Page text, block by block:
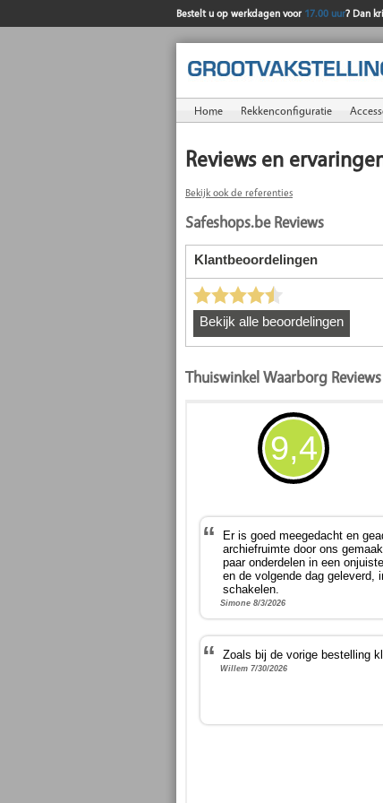
Bestelt u op werkdagen voor 17.00 uur? Dan
Home Rekkenconfiguratie
Reviews en
Bekijk ook de referenties
Safeshops.be Reviews
Thuiswinkel Waarborg Reviews